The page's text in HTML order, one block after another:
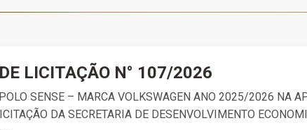
LICITAÇÃO N° 107/2026
POLO SENSE – MARCA VOLKSWAGEN ANO 2025/2026 NA
DA SECRETARIA DE DESENVOLVIMENTO